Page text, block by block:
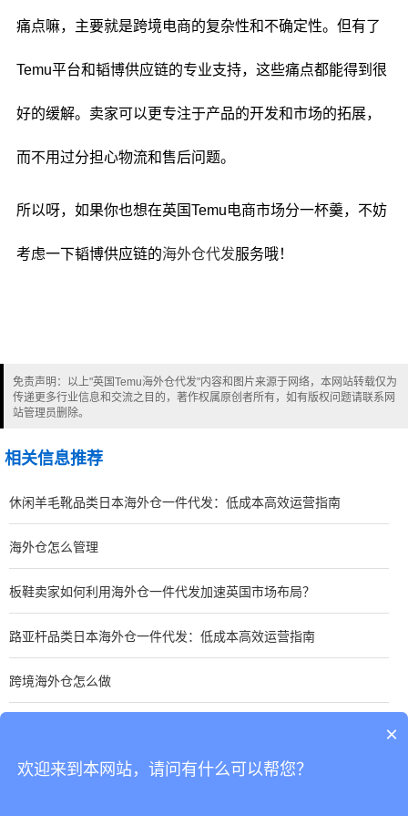
痛点嘛，主要就是跨境电商的复杂性和不确定性。但有了
Temu平台和韬博供应链的专业支持，这些痛点都能得到很
好的缓解。卖家可以更专注于产品的开发和市场的拓展，
而不用过分担心物流和售后问题。
所以呀，如果你也想在英国Temu电商市场分一杯羹，不妨
考虑一下韬博供应链的海外仓代发服务哦！
免责声明：以上"英国Temu海外仓代发"内容和图片来源于网络，本网站转载仅为
传递更多行业信息和交流之目的，著作权属原创者所有，如有版权问题请联系网
站管理员删除。
相关信息推荐
休闲羊毛靴品类日本海外仓一件代发：低成本高效运营指南
海外仓怎么管理
板鞋卖家如何利用海外仓一件代发加速英国市场布局？
路亚杆品类日本海外仓一件代发：低成本高效运营指南
跨境海外仓怎么做
×
欢迎来到本网站，请问有什么可以帮您？